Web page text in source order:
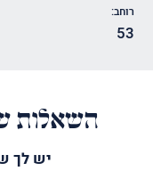
רוחב:
53
השאלות
יש לך